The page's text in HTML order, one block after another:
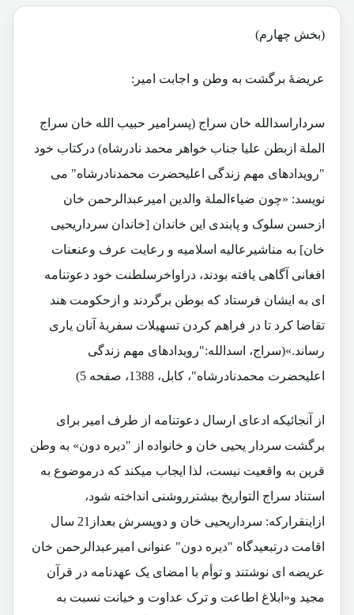
(بخش چهارم)
عریضۀ برگشت به وطن و اجابت امیر:
سرداراسدالله خان سراج (پسرامیر حبیب الله خان سراج
الملة ازبطن علیا جناب خواهر محمد نادرشاه) درکتاب خود
"رویدادهای مهم زندگی اعلیحضرت محمدنادرشاه" می
نویسد: «چون ضیاءالملة والدین امیرعبدالرحمن خان
ازحسن سلوک و پابندی این خاندان [خاندان سرداریحیی
خان] به مناشیرعالیه اسلامیه و رعایت عرف وعنعنات
افغانی آگاهی یافته بودند، دراواخرسلطنت خود دعوتنامه
ای به ایشان فرستاد که بوطن برگردند و ازحکومت هند
تقاضا کرد تا در فراهم کردن تسهیلات سفریۀ آنان یاری
رساند.»(سراج، اسدالله:"رویدادهای مهم زندگی
اعلیحضرت محمدنادرشاه"، کابل، 1388، صفحه 5)
از آنجائیکه ادعای ارسال دعوتنامه از طرف امیر برای
برگشت سردار یحیی خان و خانواده از "دیره دون» به وطن
قرین به واقعیت نیست، لذا ایجاب میکند که درموضوع به
استناد سراج التواریخ بیشترروشنی انداخته شود،
ازاینقرارکه: سرداریحیی خان و دوپسرش بعداز21 سال
اقامت درتبعیدگاه "دیره دون" عنوانی امیرعبدالرحمن خان
عریضه ای نوشتند و توأم با امضای یک عهدنامه در قرآن
مجید و«ابلاغ اطاعت و ترک عداوت و خیانت نسبت به